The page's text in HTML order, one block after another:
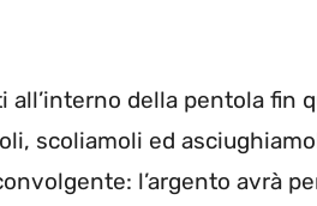
della pentola fin
scoliamoli ed
l’argento avrà